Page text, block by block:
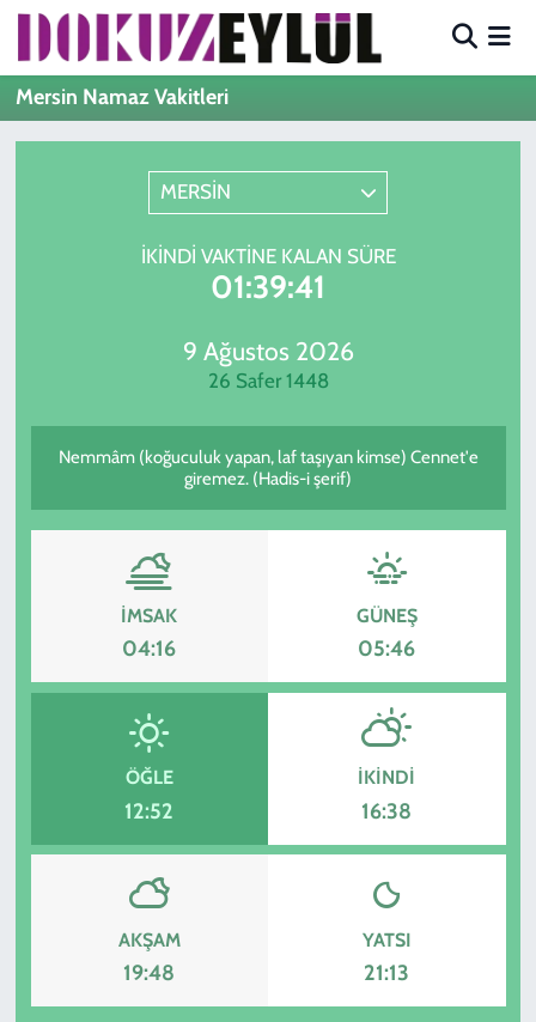
Mersin Namaz Vakitleri
MERSİN
İKINDI VAKTINE KALAN SÜRE
01:39:41
9 Ağustos 2026
26 Safer 1448
Nemmâm (koğuculuk yapan, laf taşıyan kimse) Cennet'e
giremez. (Hadis-i şerif)
İMSAK
04:16
GÜNEŞ
05:46
ÖĞLE
12:52
İKINDI
16:38
AKŞAM
19:48
YATSI
21:13
Hava Durumu
Süper Lig Puan Durumu ve Fikstür